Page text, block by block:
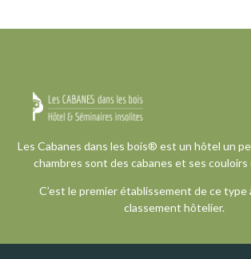
Les Cabanes dans les bois® est un hôtel un
chambres sont des cabanes et ses
C’est le premier établissement de ce type
classement hôtelier.